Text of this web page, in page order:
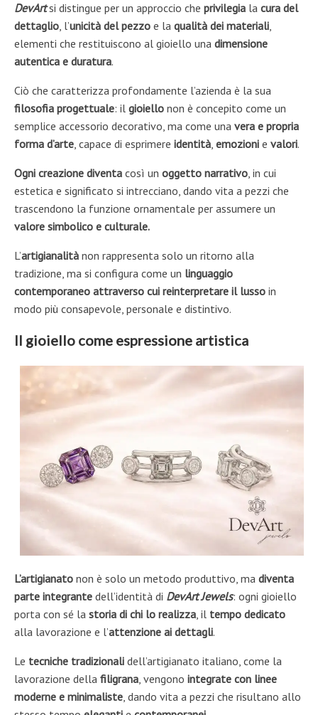
DevArtsi distingue per un approccio che privilegia la cura del
dettaglio, l’unicità del pezzo e la qualità dei materiali,
elementi che restituiscono al gioiello una dimensione
autentica e duratura.
Ciò che caratterizza profondamente l’azienda è la sua
filosofia progettuale: il gioiello non è concepito come un
semplice accessorio decorativo, ma come una vera e propria
forma d’arte, capace di esprimere identità, emozioni e valori.
Ogni creazione diventa così un oggetto narrativo, in cui
estetica e significato si intrecciano, dando vita a pezzi che
trascendono la funzione ornamentale per assumere un
valore simbolico e culturale.
L’artigianalità non rappresenta solo un ritorno alla
tradizione, ma si configura come un linguaggio
contemporaneo attraverso cui reinterpretare il lusso in
modo più consapevole, personale e distintivo.
Il gioiello come espressione artistica
L’artigianato non è solo un metodo produttivo, ma diventa
parte integrante dell’identità di DevArt Jewels: ogni gioiello
porta con sé la storia di chi lo realizza , il tempo dedicato
alla lavorazione e l’attenzione ai dettagli.
Le tecniche tradizionali dell’artigianato italiano, come la
lavorazione della filigrana , vengono integrate con linee
moderne e minimaliste , dando vita a pezzi che risultano allo